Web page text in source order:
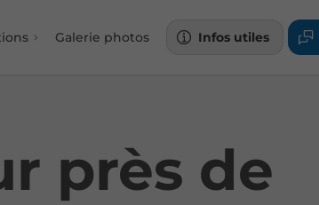
Galerie photos Infos utiles
près de